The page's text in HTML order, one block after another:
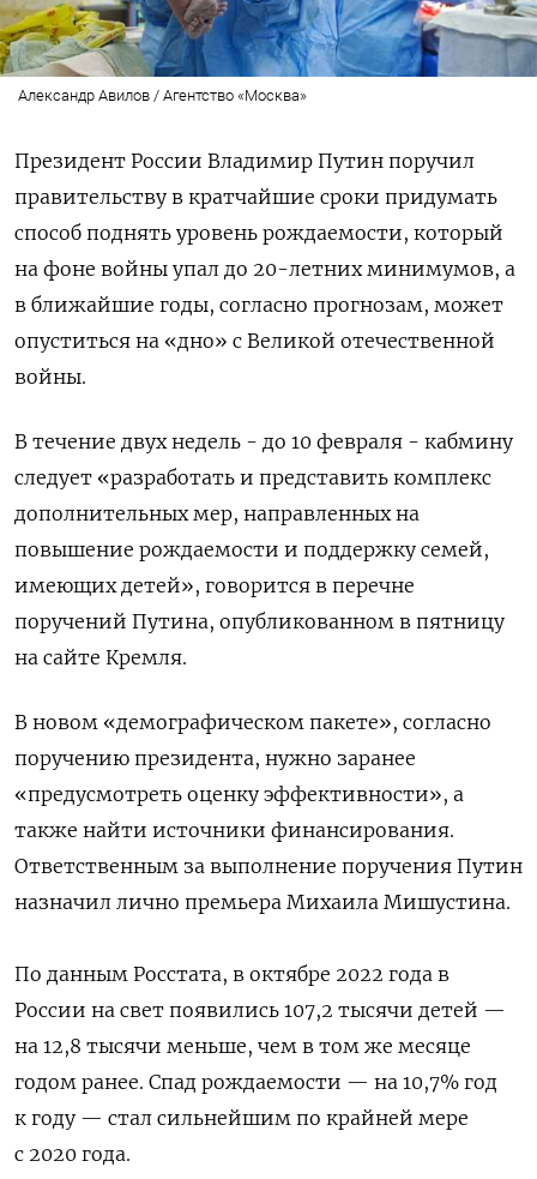
Александр Авилов / Агентство «Москва»
Президент России Владимир Путин поручил
правительству в кратчайшие сроки придумать
способ поднять уровень рождаемости, который
на фоне войны упал до 20-летних минимумов, а
в ближайшие годы, согласно прогнозам, может
опуститься на «дно» с Великой отечественной
войны.
В течение двух недель - до 10 февраля - кабмину
следует «разработать и представить комплекс
дополнительных мер, направленных на
повышение рождаемости и поддержку семей,
имеющих детей», говорится в перечне
поручений Путина, опубликованном в пятницу
на сайте Кремля.
В новом «демографическом пакете», согласно
поручению президента, нужно заранее
«предусмотреть оценку эффективности», а
также найти источники финансирования.
Ответственным за выполнение поручения Путин
назначил лично премьера Михаила Мишустина.
По данным Росстата, в октябре 2022 года в
России на свет появились 107,2 тысячи детей —
на 12,8 тысячи меньше, чем в том же месяце
годом ранее. Спад рождаемости — на 10,7% год
к году — стал сильнейшим по крайней мере
с 2020 года.